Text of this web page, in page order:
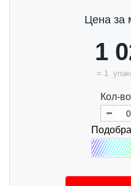
Цена за
1
= 1
Кол-